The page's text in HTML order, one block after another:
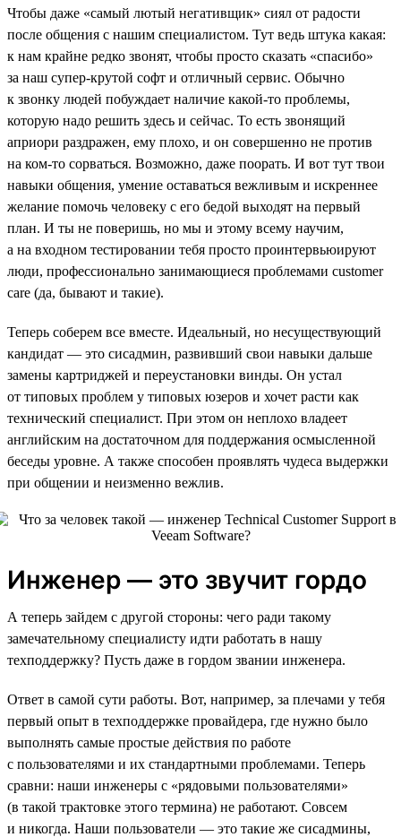
Чтобы даже «самый лютый негативщик» сиял от радости
после общения с нашим специалистом. Тут ведь штука какая:
к нам крайне редко звонят, чтобы просто сказать «спасибо»
за наш супер-крутой софт и отличный сервис. Обычно
к звонку людей побуждает наличие какой-то проблемы,
которую надо решить здесь и сейчас. То есть звонящий
априори раздражен, ему плохо, и он совершенно не против
на ком-то сорваться. Возможно, даже поорать. И вот тут твои
навыки общения, умение оставаться вежливым и искреннее
желание помочь человеку с его бедой выходят на первый
план. И ты не поверишь, но мы и этому всему научим,
а на входном тестировании тебя просто проинтервьюируют
люди, профессионально занимающиеся проблемами customer
care (да, бывают и такие).
Теперь соберем все вместе. Идеальный, но несуществующий
кандидат — это сисадмин, развивший свои навыки дальше
замены картриджей и переустановки винды. Он устал
от типовых проблем у типовых юзеров и хочет расти как
технический специалист. При этом он неплохо владеет
английским на достаточном для поддержания осмысленной
беседы уровне. А также способен проявлять чудеса выдержки
при общении и неизменно вежлив.
Инженер — это звучит гордо
А теперь зайдем с другой стороны: чего ради такому
замечательному специалисту идти работать в нашу
техподдержку? Пусть даже в гордом звании инженера.
Ответ в самой сути работы. Вот, например, за плечами у тебя
первый опыт в техподдержке провайдера, где нужно было
выполнять самые простые действия по работе
с пользователями и их стандартными проблемами. Теперь
сравни: наши инженеры с «рядовыми пользователями»
(в такой трактовке этого термина) не работают. Совсем
и никогда. Наши пользователи — это такие же сисадмины,